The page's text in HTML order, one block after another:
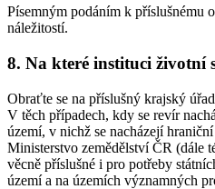
Písemným podáním k příslušnému
náležitostí.
8. Na které instituci životní
Obraťte se na příslušný krajský
V těch případech, kdy se revír
území, v nichž se nacházejí
Ministerstvo zemědělství ČR
věcně příslušné i pro potřeby
území a na územích významných